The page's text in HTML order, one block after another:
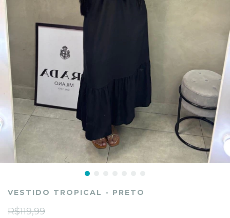
VESTIDO TROPICAL - PRETO
R$119,99